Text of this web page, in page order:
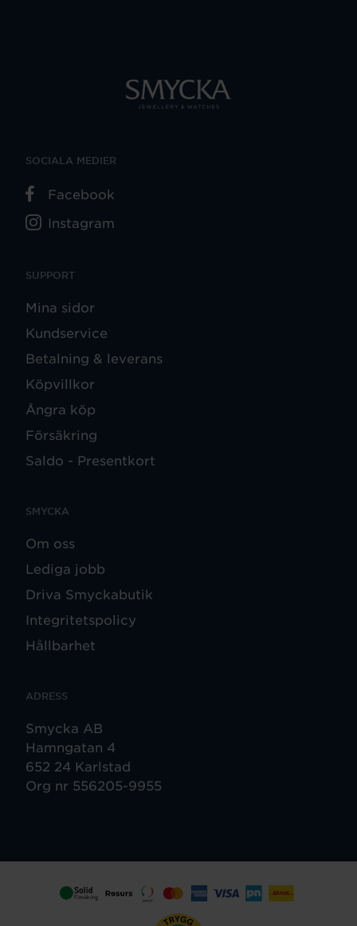
SUPPORT
Mina sidor
Kundservice
Betalning & leverans
Köpvillkor
Ångra köp
Försäkring
Saldo - Presentkort
SMYCKA
Om oss
Lediga jobb
Driva Smyckabutik
Integritetspolicy
Hållbarhet
ADRESS
Smycka AB
Hamngatan 4
652 24 Karlstad
Org nr 556205-9955
SOCIALA MEDIER
Facebook
Instagram